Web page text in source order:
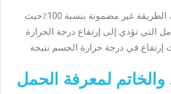
ولكن أثبت العلم أن ذلك الطريقة غير مضمونة بنسبة 100٪حيث
التي تؤدي إلى إرتفاع درجة الحرارة
في درجة حرارة الجسم نتيجة
لمعرفة الحمل